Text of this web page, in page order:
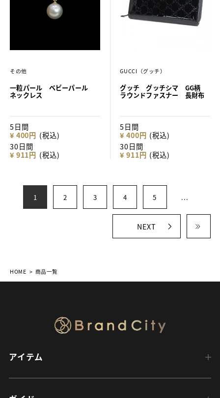
その他
一粒パール ベビーパール
ネックレス
5日間
¥ 400円 (税込)
30日間
¥ 911円 (税込)
GUCCI（グッチ）
グッチ グッチシマ GG柄
ラウンドファスナー 長財布
5日間
¥ 400円 (税込)
30日間
¥ 911円 (税込)
1 2 3 4 5 ...
NEXT
HOME 商品一覧
アイテム